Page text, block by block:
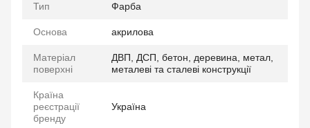
Тип Фарба
Основа акрилова
Матеріал
поверхні
ДВП, ДСП, бетон, деревина, метал,
металеві та сталеві конструкції
Країна
реєстрації
бренду
Україна